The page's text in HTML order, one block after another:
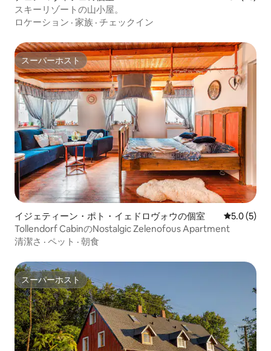
スキーリゾートの山小屋。
ロケーション · 家族 · チェックイン
スーパーホスト
スーパーホスト
イジェティーン・ポト・イェドロヴォウの個室 レビュー5
5.0 (5)
Tollendorf CabinのNostalgic Zelenofous Apartment
清潔さ · ペット · 朝食
スーパーホスト
スーパーホスト